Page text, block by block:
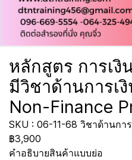
หลักสูตร การเ
มีวิชาด้านการเ
Non-Finance
SKU : 06-11-68 วิชาด้านการ
฿3,900
คำอธิบายสินค้าแบบย่อ